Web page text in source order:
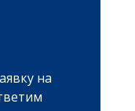
Споры в
конкуренции
на